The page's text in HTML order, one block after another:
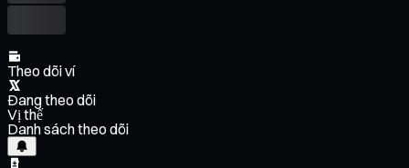
Theo dõi ví
Đang theo dõi
Vị thế
Danh sách theo dõi